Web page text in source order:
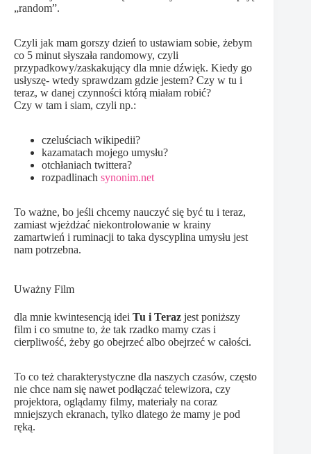
„random”.
Czyli jak mam gorszy dzień to ustawiam sobie, żebym
co 5 minut słyszała randomowy, czyli
przypadkowy/zaskakujący dla mnie dźwięk. Kiedy go
usłyszę- wtedy sprawdzam gdzie jestem? Czy w tu i
teraz, w danej czynności którą miałam robić?
Czy w tam i siam, czyli np.:
czeluściach wikipedii?
kazamatach mojego umysłu?
otchłaniach twittera?
rozpadlinach synonim.net
To ważne, bo jeśli chcemy nauczyć się być tu i teraz,
zamiast wjeżdżać niekontrolowanie w krainy
zamartwień i ruminacji to taka dyscyplina umysłu jest
nam potrzebna.
Uważny Film
dla mnie kwintesencją idei Tu i Teraz jest poniższy
film i co smutne to, że tak rzadko mamy czas i
cierpliwość, żeby go obejrzeć albo obejrzeć w całości.
To co też charakterystyczne dla naszych czasów, często
nie chce nam się nawet podłączać telewizora, czy
projektora, oglądamy filmy, materiały na coraz
mniejszych ekranach, tylko dlatego że mamy je pod
ręką.